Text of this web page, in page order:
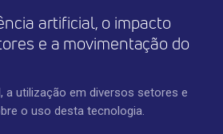
artificial, o impacto
e a movimentação do
a utilização em diversos setores e
o uso desta tecnologia.